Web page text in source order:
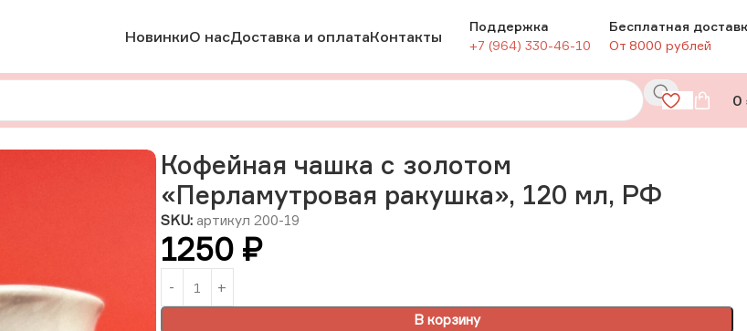
НовинкиО насДоставка и оплатаКонтакты
Поддержка
+7 (964) 330-46-10
Бесплатная
От 8000 рублей
0
чашка с золотом «Перламутровая ракушка», 120 мл, РФ
Кофейная чашка с золотом
«Перламутровая ракушка», 120 мл, РФ
SKU: артикул 200-19
1250 ₽
В корзину